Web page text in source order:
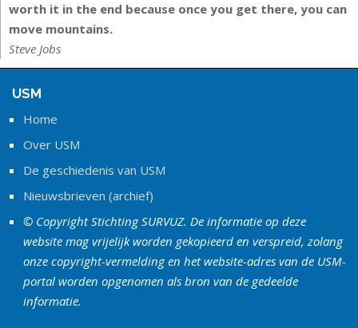
worth it in the end because once you get there, you can
move mountains.
Steve Jobs
USM
Home
Over USM
De geschiedenis van USM
Nieuwsbrieven (archief)
© Copyright Stichting SURVUZ. De informatie op deze
website mag vrijelijk worden gekopieerd en verspreid, zolang
onze copyright-vermelding en het website-adres van de USM-
portal worden opgenomen als bron van de gedeelde
informatie.